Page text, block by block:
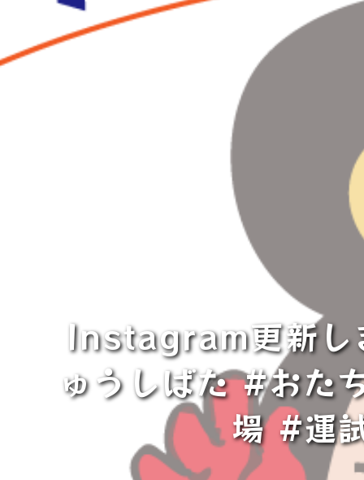
Instagram更新し
ゅうしばた #おた
場 #運